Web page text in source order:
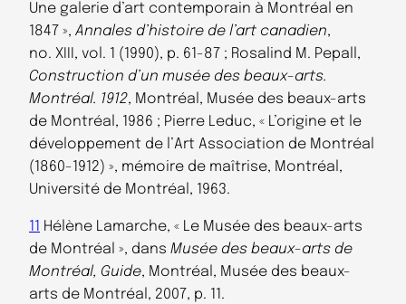
Une galerie d’art contemporain à Montréal en
1847 », Annales d’histoire de l’art canadien,
no. XIII, vol. 1 (1990), p. 61-87 ; Rosalind M. Pepall,
Construction d’un musée des beaux-arts.
Montréal. 1912, Montréal, Musée des beaux-arts
de Montréal, 1986 ; Pierre Leduc, « L’origine et le
développement de l’Art Association de Montréal
(1860-1912) », mémoire de maîtrise, Montréal,
Université de Montréal, 1963.
11 Hélène Lamarche, « Le Musée des beaux-arts
de Montréal », dans Musée des beaux-arts de
Montréal, Guide, Montréal, Musée des beaux-
arts de Montréal, 2007, p. 11.